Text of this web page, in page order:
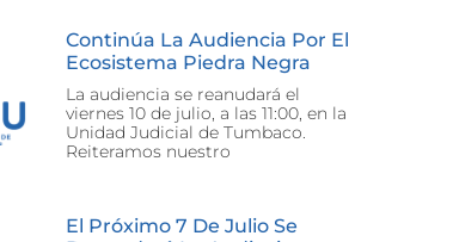
Continúa La Audiencia Por El
Ecosistema Piedra Negra
La audiencia se reanudará el
viernes 10 de julio, a las 11:00, en la
Unidad Judicial de Tumbaco.
Reiteramos nuestro
El Próximo 7 De Julio Se